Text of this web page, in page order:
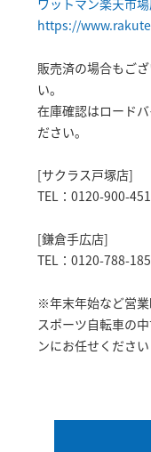
ワットマン楽天市場
https://
販売済の場合もご
い。
在庫確認はロード
ださい。
[サクラス戸塚店]
TEL：0120-900-
[鎌倉手広店]
TEL：0120-788-
※年末年始など営業
スポーツ自転車の
ンにお任せください